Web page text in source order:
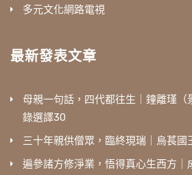
多元文化網路電視
最新發表文章
母親一句話，四代都往生｜鐘離瑾（
錄選譯30
三十年親供僧眾，臨終現瑞｜烏萇
遍參諸方修淨業，悟得真心生西方｜